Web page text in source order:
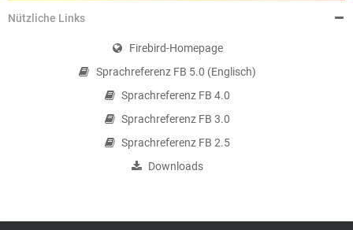
Nützliche Links
Firebird-Homepage
Sprachreferenz FB 5.0 (Englisch)
Sprachreferenz FB 4.0
Sprachreferenz FB 3.0
Sprachreferenz FB 2.5
Downloads